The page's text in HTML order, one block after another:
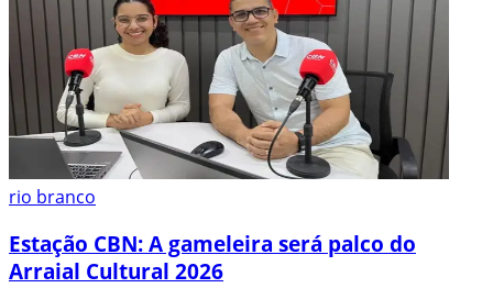
rio branco
Estação CBN: A gameleira será palco do
Arraial Cultural 2026